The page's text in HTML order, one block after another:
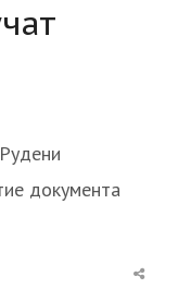
документа
Share